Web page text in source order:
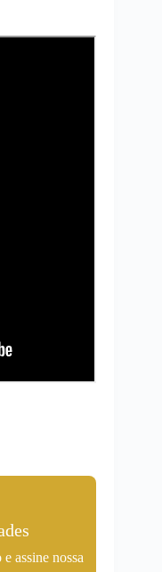
assine nossa